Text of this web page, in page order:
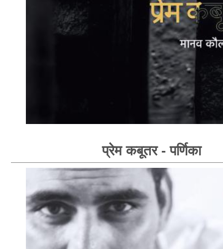
प्रेम कबूतर - पर्णिका